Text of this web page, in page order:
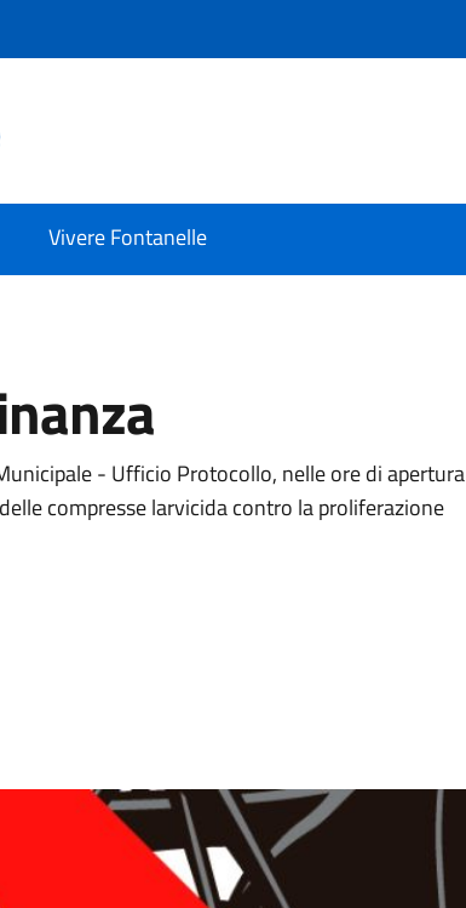
Vivere Fontanelle
- Ufficio Protocollo, nelle ore di apertura
compresse larvicida contro la proliferazione